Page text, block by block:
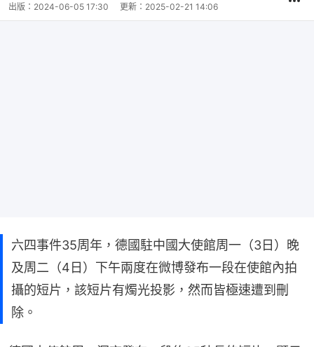
出版： 2024-06-05 17:30 更新： 2025-02-21 14:06
六四事件35周年，德國駐中國大使館周一（3日）晚
及周二（4日）下午兩度在微博發布一段在使館內拍
攝的短片，該短片有燭光投影，然而皆極速遭到刪
除。